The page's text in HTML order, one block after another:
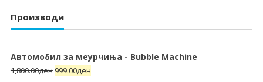
Производи
Автомобил за меурчиња - Bubble Machine
1,800.00ден 999.00ден